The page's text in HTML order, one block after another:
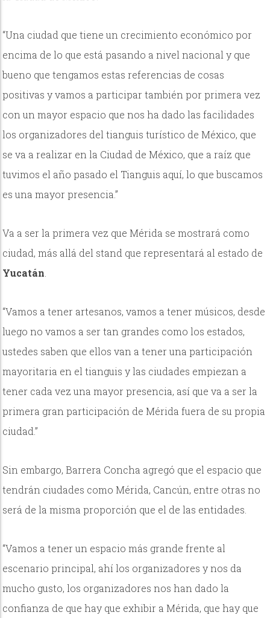
“Una ciudad que tiene un crecimiento económico por
encima de lo que está pasando a nivel nacional y que
bueno que tengamos estas referencias de cosas
positivas y vamos a participar también por primera vez
con un mayor espacio que nos ha dado las facilidades
los organizadores del tianguis turístico de México, que
se va a realizar en la Ciudad de México, que a raíz que
tuvimos el año pasado el Tianguis aquí, lo que buscamos
es una mayor presencia.”
Va a ser la primera vez que Mérida se mostrará como
ciudad, más allá del stand que representará al estado de
Yucatán
“Vamos a tener artesanos, vamos a tener músicos, desde
luego no vamos a ser tan grandes como los estados,
ustedes saben que ellos van a tener una participación
mayoritaria en el tianguis y las ciudades empiezan a
tener cada vez una mayor presencia, así que va a ser la
primera gran participación de Mérida fuera de su propia
ciudad.”
Sin embargo, Barrera Concha agregó que el espacio que
tendrán ciudades como Mérida, Cancún, entre otras no
será de la misma proporción que el de las entidades.
“Vamos a tener un espacio más grande frente al
escenario principal, ahí los organizadores y nos da
mucho gusto, los organizadores nos han dado la
confianza de que hay que exhibir a Mérida, que hay que